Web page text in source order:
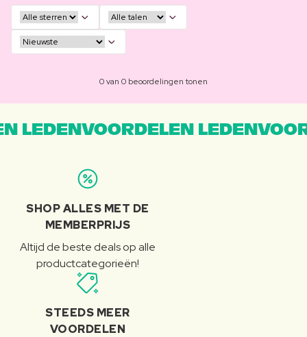
0 van 0 beoordelingen tonen
LEDENVOORDELEN
SHOP ALLES MET DE
MEMBERPRIJS
Altijd de beste deals op alle
productcategorieën!
STEEDS MEER
VOORDELEN